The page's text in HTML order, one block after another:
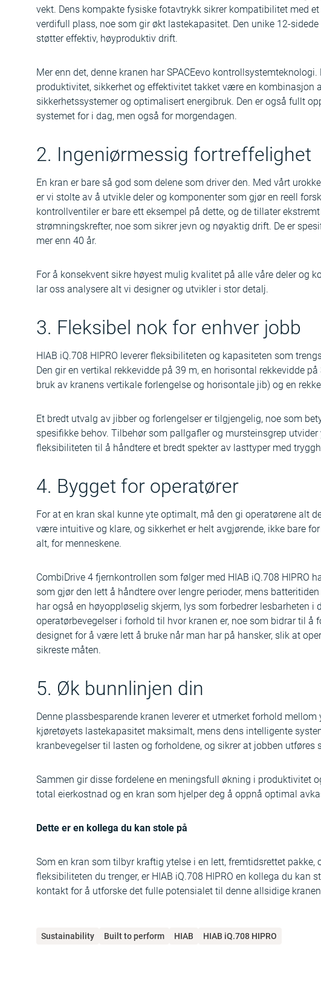
vekt. Dens kompakte fysiske fotavtrykk sikrer kompatibilitet med
verdifull plass, noe som gir økt lastekapasitet. Den unike 12-
støtter effektiv, høyproduktiv drift.
Mer enn det, denne kranen har SPACEevo
produktivitet, sikkerhet og effektivitet takket være en kombinasjon
sikkerhetssystemer og optimalisert energibruk. Den er også fullt
systemet for i dag, men også for morgendagen.
2. Ingeniørmessig fortreffelighet
En kran er bare så god som delene som driver den. Med vårt
er vi stolte av å utvikle deler og komponenter som gjør en reell
kontrollventiler er bare ett eksempel på dette, og de tillater
strømningskrefter, noe som sikrer jevn og nøyaktig drift. De er
mer enn 40 år.
For å konsekvent sikre høyest mulig kvalitet på alle våre deler og
lar oss analysere alt vi designer og utvikler i stor detalj.
3. Fleksibel nok for enhver jobb
HIAB iQ.708 HIPRO leverer fleksibiliteten og kapasiteten som
Den gir en vertikal rekkevidde på 39 m, en horisontal rekkevidde
bruk av kranens vertikale forlengelse og horisontale jib) og en
Et bredt utvalg av jibber og forlengelser er tilgjengelig, noe som
spesifikke behov. Tilbehør som pallgafler og mursteinsgrep
fleksibiliteten til å håndtere et bredt spekter av lasttyper med
4. Bygget for operatører
For at en kran skal kunne yte optimalt, må den gi operatørene alt
være intuitive og klare, og sikkerhet er helt avgjørende, ikke bare
alt, for menneskene.
CombiDrive 4 fjernkontrollen som følger med HIAB iQ.708 HIPRO
som gjør den lett å håndtere over lengre perioder, mens
har også en høyoppløselig skjerm, lys som forbedrer lesbarheten i
operatørbevegelser i forhold til hvor kranen er, noe som bidrar til å
designet for å være lett å bruke når man har på hansker, slik at
sikreste måten.
5. Øk bunnlinjen din
Denne plassbesparende kranen leverer et utmerket forhold
kjøretøyets lastekapasitet maksimalt, mens dens intelligente
kranbevegelser til lasten og forholdene, og sikrer at jobben
Sammen gir disse fordelene en meningsfull økning i produktivitet
total eierkostnad og en kran som hjelper deg å oppnå optimal
Dette er en kollega du kan stole på
Som en kran som tilbyr kraftig ytelse i en lett, fremtidsrettet
fleksibiliteten du trenger, er HIAB iQ.708 HIPRO en kollega du kan
kontakt for å utforske det fulle potensialet til denne allsidige
Sustainability Built to perform HIAB HIAB iQ.708 HIPRO